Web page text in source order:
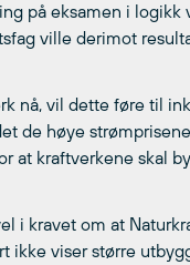
på eksamen i logikk
ville derimot
nå, vil dette føre til
de høye
at kraftverkene skal
i kravet om at
viser større